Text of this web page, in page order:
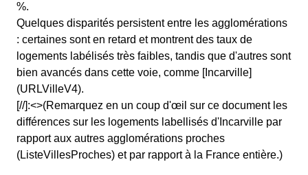
%.
Quelques disparités persistent entre les agglomérations
: certaines sont en retard et montrent des taux de
logements labélisés très faibles, tandis que d'autres sont
bien avancés dans cette voie, comme [Incarville]
(URLVilleV4).
[//]:<>(Remarquez en un coup d'œil sur ce document les
différences sur les logements labellisés d'Incarville par
rapport aux autres agglomérations proches
(ListeVillesProches) et par rapport à la France entière.)